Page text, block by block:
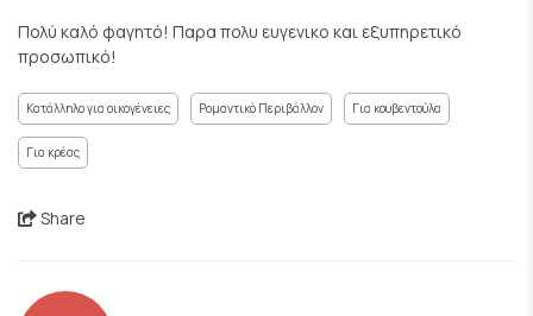
Πολύ καλό φαγητό! Παρα πολυ ευγενικο και εξυπηρετικό
προσωπικό!
Κατάλληλο για οικογένειες Ρομαντικό Περιβάλλον Για κουβεντούλα
Για κρέας
Share